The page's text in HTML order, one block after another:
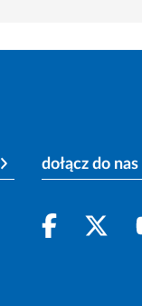
dołącz do nas